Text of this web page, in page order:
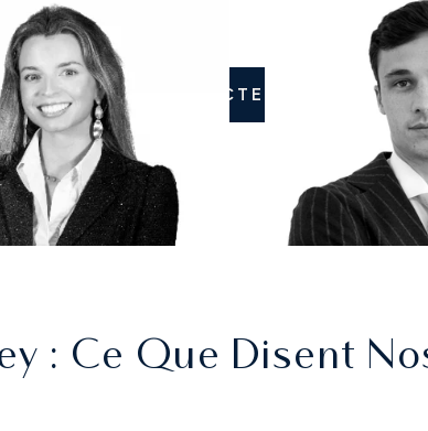
CONTACTEZ-NOUS
: Ce Que Disent